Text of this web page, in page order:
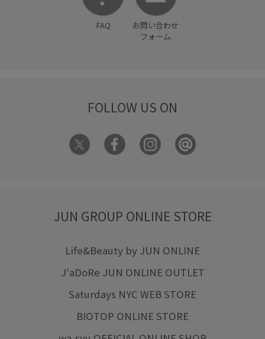
FAQ
お問い合わせ
フォーム
FOLLOW US ON
JUN GROUP ONLINE STORE
Life&Beauty by JUN ONLINE
J'aDoRe JUN ONLINE OUTLET
Saturdays NYC WEB STORE
BIOTOP ONLINE STORE